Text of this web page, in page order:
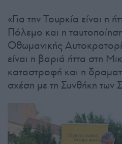
«Για την Τουρκία είναι η
Πόλεμο και η
Οθωμανικής
είναι η βαριά ήττα στη
καταστροφή και η
σχέση με τη Συνθήκη των